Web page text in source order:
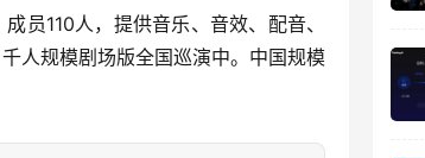
员110人，提供音乐、音效、配音、
人规模剧场版全国巡演中。中国规模